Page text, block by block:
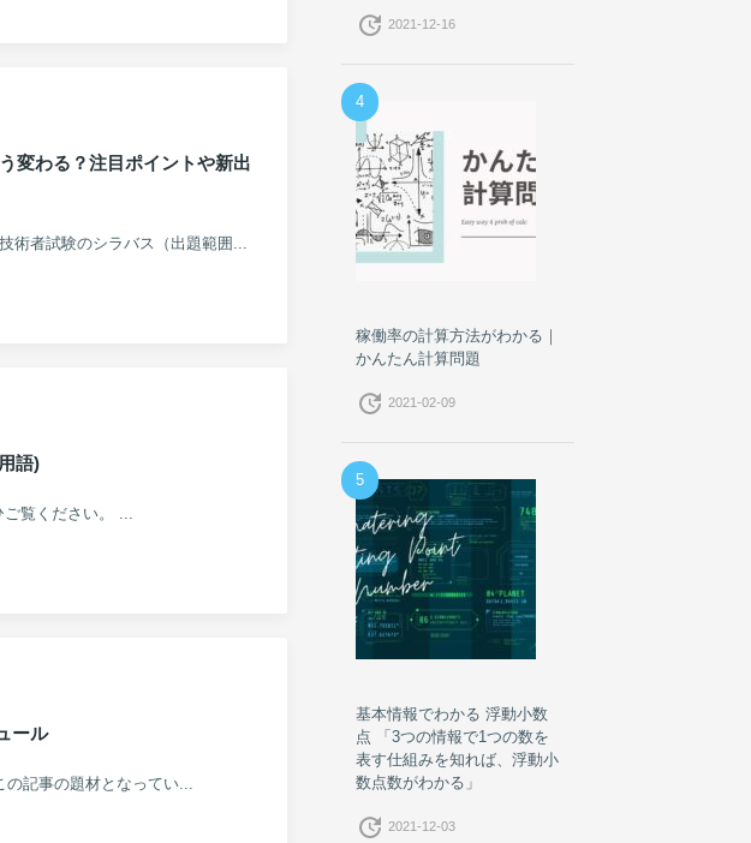
変わる？注目ポイントや新出
術者試験のシラバス（出題範囲...
語)
覧ください。 ...
ール
の記事の題材となってい...
update 2021-12-16
4
稼働率の計算方法がわかる｜
かんたん計算問題
update 2021-02-09
5
基本情報でわかる 浮動小数
点 「3つの情報で1つの数を
表す仕組みを知れば、浮動小
数点数がわかる」
update 2021-12-03